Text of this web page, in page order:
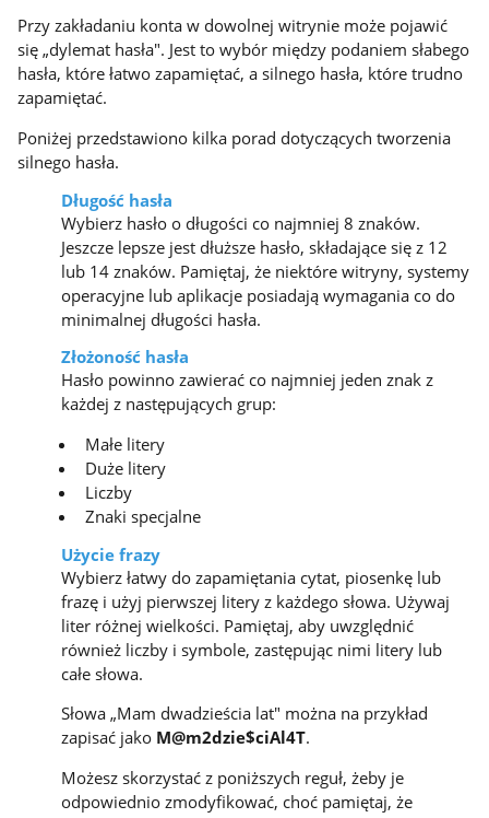
Przy zakładaniu konta w dowolnej witrynie może pojawić
się „dylemat hasła". Jest to wybór między podaniem słabego
hasła, które łatwo zapamiętać, a silnego hasła, które trudno
zapamiętać.
Poniżej przedstawiono kilka porad dotyczących tworzenia
silnego hasła.
Długość hasła
Wybierz hasło o długości co najmniej 8 znaków.
Jeszcze lepsze jest dłuższe hasło, składające się z 12
lub 14 znaków. Pamiętaj, że niektóre witryny, systemy
operacyjne lub aplikacje posiadają wymagania co do
minimalnej długości hasła.
Złożoność hasła
Hasło powinno zawierać co najmniej jeden znak z
każdej z następujących grup:
Małe litery
Duże litery
Liczby
Znaki specjalne
Użycie frazy
Wybierz łatwy do zapamiętania cytat, piosenkę lub
frazę i użyj pierwszej litery z każdego słowa. Używaj
liter różnej wielkości. Pamiętaj, aby uwzględnić
również liczby i symbole, zastępując nimi litery lub
całe słowa.
Słowa „Mam dwadzieścia lat" można na przykład
zapisać jako M@m2dzie$ciAl4T.
Możesz skorzystać z poniższych reguł, żeby je
odpowiednio zmodyfikować, choć pamiętaj, że